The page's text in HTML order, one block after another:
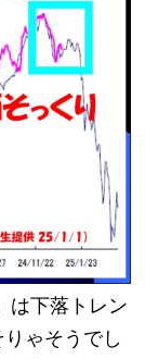
は下落トレン
ゃそうでし